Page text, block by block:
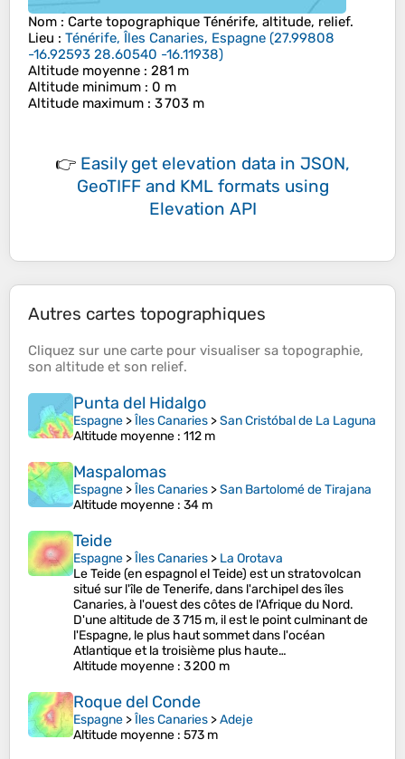
Nom : Carte topographique Ténérife, altitude, relief.
Lieu : Ténérife, Îles Canaries, Espagne (27.99808
-16.92593 28.60540 -16.11938)
Altitude moyenne : 281 m
Altitude minimum : 0 m
Altitude maximum : 3 703 m
👉 Easily get elevation data in JSON,
GeoTIFF and KML formats using
Elevation API
Autres cartes topographiques
Cliquez sur une carte pour visualiser sa topographie,
son altitude et son relief.
Punta del Hidalgo
Espagne >Îles Canaries >San Cristóbal de La Laguna
Altitude moyenne : 112 m
Maspalomas
Espagne >Îles Canaries >San Bartolomé de Tirajana
Altitude moyenne : 34 m
Teide
Espagne >Îles Canaries > La Orotava
Le Teide (en espagnol el Teide) est un stratovolcan
situé sur l'île de Tenerife, dans l'archipel des îles
Canaries, à l'ouest des côtes de l'Afrique du Nord.
D'une altitude de 3 715 m, il est le point culminant de
l'Espagne, le plus haut sommet dans l'océan
Atlantique et la troisième plus haute…
Altitude moyenne : 3 200 m
Roque del Conde
Espagne >Îles Canaries >Adeje
Altitude moyenne : 573 m